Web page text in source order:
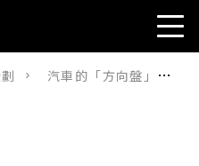
汽車的「方向盤」以前其實比較「細」？最近真的「變粗」了？